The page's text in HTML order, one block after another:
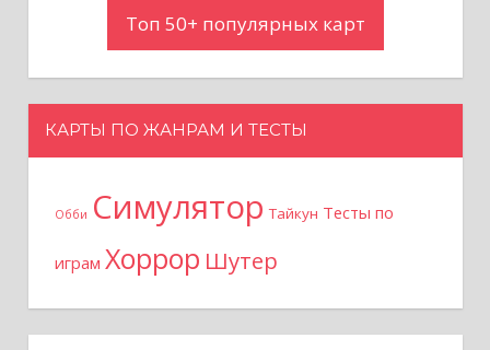
с
Топ 50+ популярных карт
КАРТЫ ПО ЖАНРАМ И ТЕСТЫ
Обби Симулятор Тайкун Тесты по
играм Хоррор Шутер